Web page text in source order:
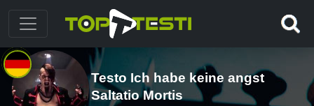
Testo Ich habe keine angst
Saltatio Mortis